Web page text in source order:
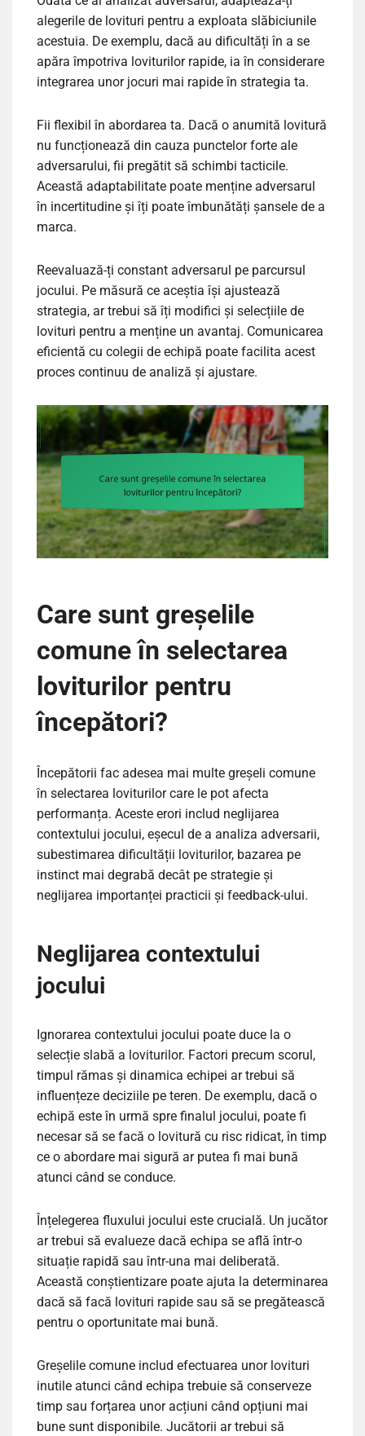
alegerile de lovituri pentru a exploata slăbiciunile
acestuia. De exemplu, dacă au dificultăți în a se
apăra împotriva loviturilor rapide, ia în considerare
integrarea unor jocuri mai rapide în strategia ta.
Fii flexibil în abordarea ta. Dacă o anumită lovitură
nu funcționează din cauza punctelor forte ale
adversarului, fii pregătit să schimbi tacticile.
Această adaptabilitate poate menține adversarul
în incertitudine și îți poate îmbunătăți șansele de a
marca.
Reevaluază-ți constant adversarul pe parcursul
jocului. Pe măsură ce aceștia își ajustează
strategia, ar trebui să îți modifici și selecțiile de
lovituri pentru a menține un avantaj. Comunicarea
eficientă cu colegii de echipă poate facilita acest
proces continuu de analiză și ajustare.
Care sunt greșelile
comune în selectarea
loviturilor pentru
începători?
Începătorii fac adesea mai multe greșeli comune
în selectarea loviturilor care le pot afecta
performanța. Aceste erori includ neglijarea
contextului jocului, eșecul de a analiza adversarii,
subestimarea dificultății loviturilor, bazarea pe
instinct mai degrabă decât pe strategie și
neglijarea importanței practicii și feedback-ului.
Neglijarea contextului
jocului
Ignorarea contextului jocului poate duce la o
selecție slabă a loviturilor. Factori precum scorul,
timpul rămas și dinamica echipei ar trebui să
influențeze deciziile pe teren. De exemplu, dacă o
echipă este în urmă spre finalul jocului, poate fi
necesar să se facă o lovitură cu risc ridicat, în timp
ce o abordare mai sigură ar putea fi mai bună
atunci când se conduce.
Înțelegerea fluxului jocului este crucială. Un jucător
ar trebui să evalueze dacă echipa se află într-o
situație rapidă sau într-una mai deliberată.
Această conștientizare poate ajuta la determinarea
dacă să facă lovituri rapide sau să se pregătească
pentru o oportunitate mai bună.
Greșelile comune includ efectuarea unor lovituri
inutile atunci când echipa trebuie să conserveze
timp sau forțarea unor acțiuni când opțiuni mai
bune sunt disponibile. Jucătorii ar trebui să